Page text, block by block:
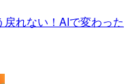
れない！AIで変わった